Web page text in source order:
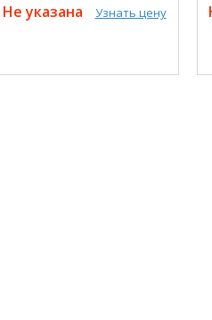
Не указана Узнать цену